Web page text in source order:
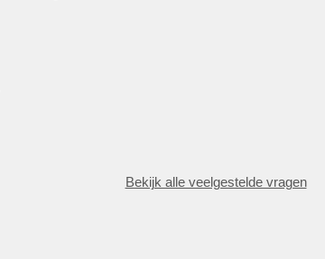
Bekijk alle veelgestelde vragen